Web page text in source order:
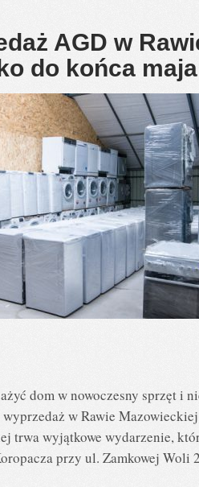
AGD w
do końca
dom w nowoczesny sprzęt i
w Rawie
trwa wyjątkowe wydarzenie,
przy ul. Zamkowej